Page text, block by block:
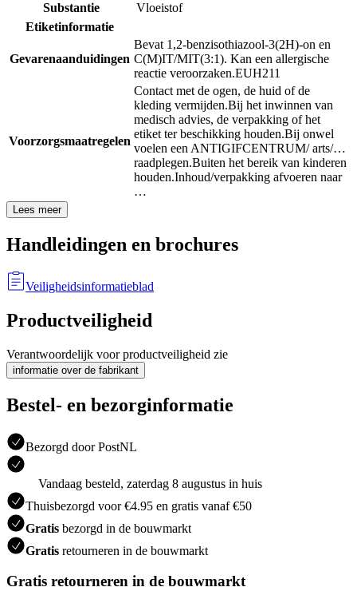
Substantie
Vloeistof
Etiketinformatie
Gevarenaanduidingen
Bevat 1,2-benzisothiazool-3(2H)-on en
C(M)IT/MIT(3:1). Kan een allergische
reactie veroorzaken.EUH211
Voorzorgsmaatregelen
Contact met de ogen, de huid of de
kleding vermijden.Bij het inwinnen van
medisch advies, de verpakking of het
etiket ter beschikking houden.Bij onwel
voelen een ANTIGIFCENTRUM/ arts/…
raadplegen.Buiten het bereik van kinderen
houden.Inhoud/verpakking afvoeren naar
…
Lees meer
Handleidingen en brochures
Veiligheidsinformatieblad
Productveiligheid
Verantwoordelijk voor productveiligheid zie
informatie over de fabrikant
Bestel- en bezorginformatie
Bezorgd door PostNL
Vandaag besteld, zaterdag 8 augustus in huis
Thuisbezorgd voor €4.95 en gratis vanaf €50
Gratis bezorgd in de bouwmarkt
Gratis retourneren in de bouwmarkt
Gratis retourneren in de bouwmarkt